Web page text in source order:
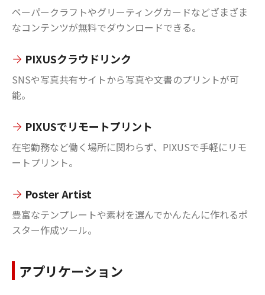
ペーパークラフトやグリーティングカードなどざまざま
なコンテンツが無料でダウンロードできる。
PIXUSクラウドリンク
SNSや写真共有サイトから写真や文書のプリントが可
能。
PIXUSでリモートプリント
在宅勤務など働く場所に関わらず、PIXUSで手軽にリモ
ートプリント。
Poster Artist
豊富なテンプレートや素材を選んでかんたんに作れるポ
スター作成ツール。
アプリケーション